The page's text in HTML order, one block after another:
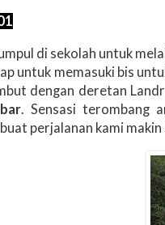
di sekolah untuk
untuk memasuki bis
dengan deretan
. Sensasi terombang
perjalanan kami